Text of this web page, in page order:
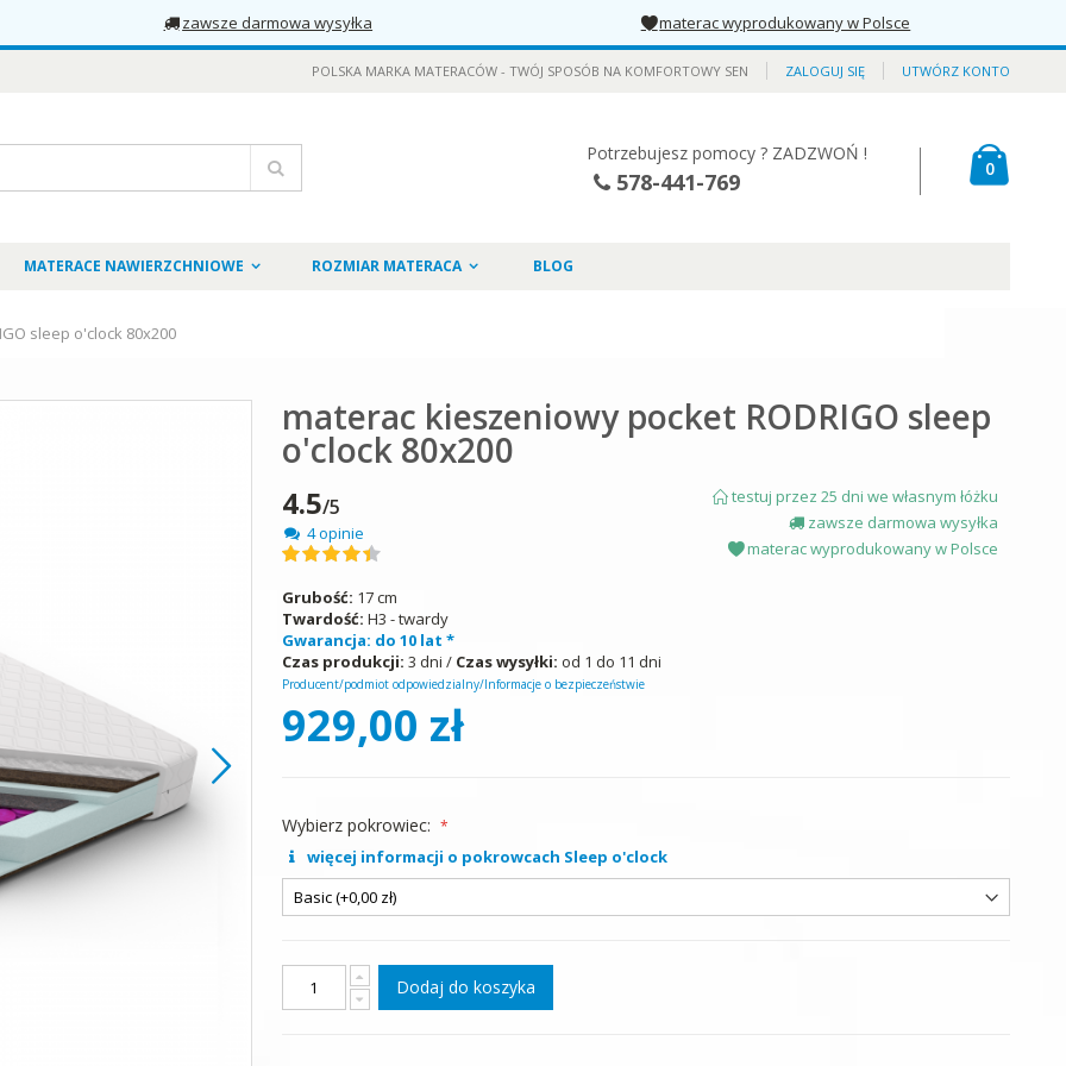
zawsze darmowa wysyłka materac wyprodukowany w Polsce
POLSKA MARKA MATERACÓW - TWÓJ SPOSÓB NA KOMFORTOWY SEN ZALOGUJ SIĘ UTWÓRZ KONTO
0
Potrzebujesz pomocy ? ZADZWOŃ !
578-441-769
MATERACE NAWIERZCHNIOWE ROZMIAR MATERACA BLOG
sleep o'clock 80x200
materac kieszeniowy pocket RODRIGO sleep
o'clock 80x200
4.5/5
4 opinie
Ocena:
testuj przez 25 dni we własnym łóżku
zawsze darmowa wysyłka
materac wyprodukowany w Polsce
Grubość: 17 cm
Twardość: H3 - twardy
Gwarancja: do 10 lat *
Czas produkcji: 3 dni / Czas wysyłki: od 1 do 11 dni
Producent/podmiot odpowiedzialny/Informacje o bezpieczeństwie
929,00 zł
Wybierz pokrowiec:
więcej informacji o pokrowcach Sleep o'clock
Dodaj do koszyka